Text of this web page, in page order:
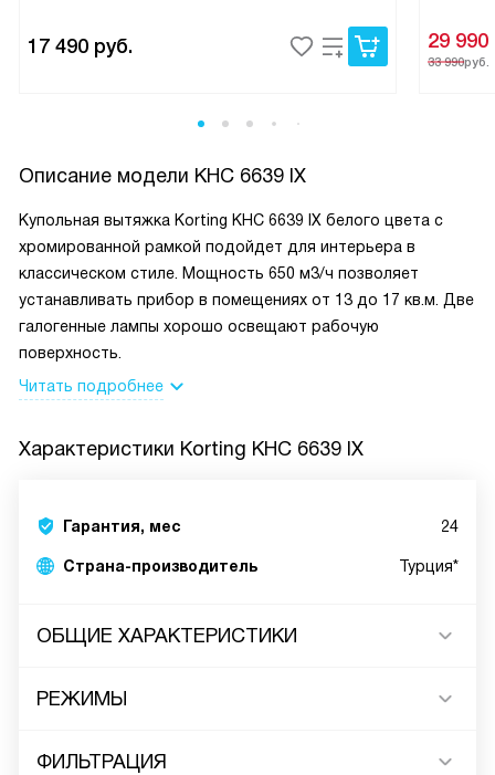
17 490 руб. 29 990
33 990руб.
Описание модели KHC 6639 IX
Купольная вытяжка Korting KHC 6639 IX белого цвета с
хромированной рамкой подойдет для интерьера в
классическом стиле. Мощность 650 м3/ч позволяет
устанавливать прибор в помещениях от 13 до 17 кв.м. Две
галогенные лампы хорошо освещают рабочую
поверхность.
Читать подробнее
Характеристики Korting KHC 6639 IX
Гарантия, мес 24
Страна-производитель Турция*
ОБЩИЕ ХАРАКТЕРИСТИКИ
РЕЖИМЫ
ФИЛЬТРАЦИЯ